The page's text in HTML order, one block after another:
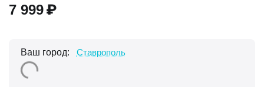
7 999₽
Ваш город: Ставрополь